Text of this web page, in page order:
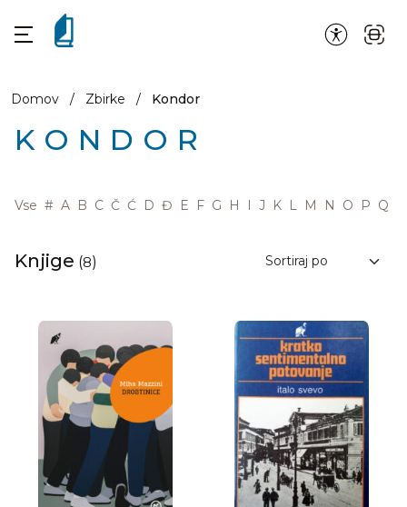
Domov / Zbirke / Kondor
KONDOR
Vse # A B C Č Ć D Đ E F G H I J K L M N O P Q
Knjige (8)